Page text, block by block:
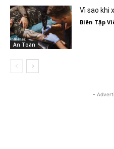
An Toàn
Vì sao khi
Biên Tập
-